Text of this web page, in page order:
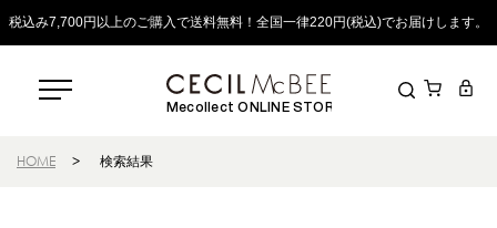
税込み7,700円以上のご購入で送料無料！全国一律220円(税込)でお届けします。
Mecollect ONLINE STORE
HOME > 検索結果